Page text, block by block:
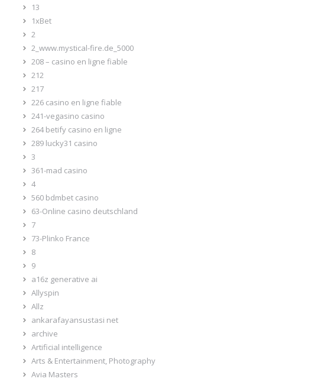
13
1xBet
2
2_www.mystical-fire.de_5000
208 – casino en ligne fiable
212
217
226 casino en ligne fiable
241-vegasino casino
264 betify casino en ligne
289 lucky31 casino
3
361-mad casino
4
560 bdmbet casino
63-Online casino deutschland
7
73-Plinko France
8
9
a16z generative ai
Allyspin
Allz
ankarafayansustasi net
archive
Artificial intelligence
Arts & Entertainment, Photography
Avia Masters